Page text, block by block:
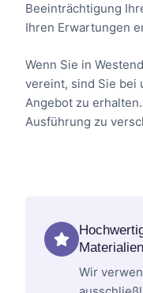
Beeinträchtigung
Ihren Erwartungen
Wenn Sie in
vereint, sind Sie bei
Angebot zu
Ausführung zu
Materialien
Wir